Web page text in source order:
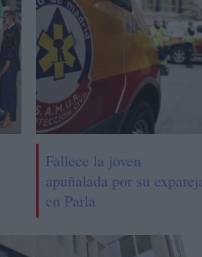
Fallece la joven
apuñalada por su
en Parla